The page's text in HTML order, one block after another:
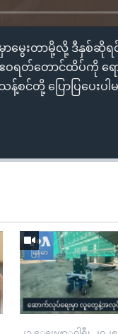
ေးတာမို့လို့ ဒီနှစ်ဆိုရင်
ဧဝရတ်တောင်ထိပ်ကို ရ
စင်တို့ ပြောပြပေးပါ